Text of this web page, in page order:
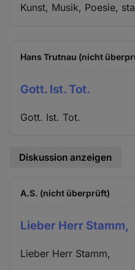
Kunst, Musik, Poesie,
Hans Trutnau (nicht
Gott. Ist. Tot.
Gott. Ist. Tot.
Diskussion anzeigen
A.S. (nicht überprüft)
Lieber Herr Stamm,
Lieber Herr Stamm,